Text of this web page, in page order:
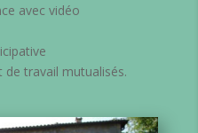
avec vidéo
de travail mutualisés.